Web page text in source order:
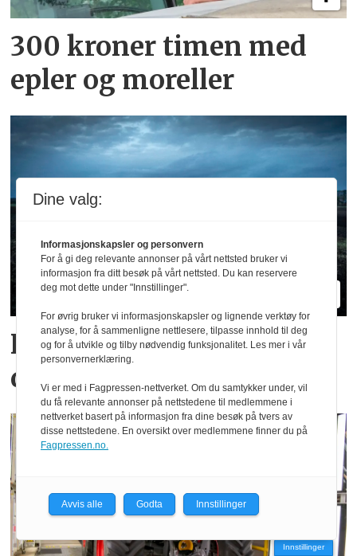
300 kroner timen med
epler og moreller
Hvilke merker er størst i
ditt fylke?
Innstillinger
Dine valg:
Informasjonskapsler og personvern
For å gi deg relevante annonser på vårt nettsted bruker vi
informasjon fra ditt besøk på vårt nettsted. Du kan reservere
deg mot dette under "Innstillinger".
For øvrig bruker vi informasjonskapsler og lignende verktøy for
analyse, for å sammenligne nettlesere, tilpasse innhold til deg
og for å utvikle og tilby nødvendig funksjonalitet. Les mer i vår
personvernerklæring.
Vi er med i Fagpressen-nettverket. Om du samtykker under, vil
du få relevante annonser på nettstedene til medlemmene i
nettverket basert på informasjon fra dine besøk på tvers av
disse nettstedene. En oversikt over medlemmene finner du på
Fagpressen.no.
Avvis alle Godta Innstillinger